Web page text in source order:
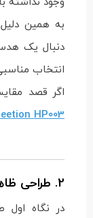
دنبال یک
انتخاب
اگر قصد
HP003
2. طراحی ظاهری و کیفیت ساخت